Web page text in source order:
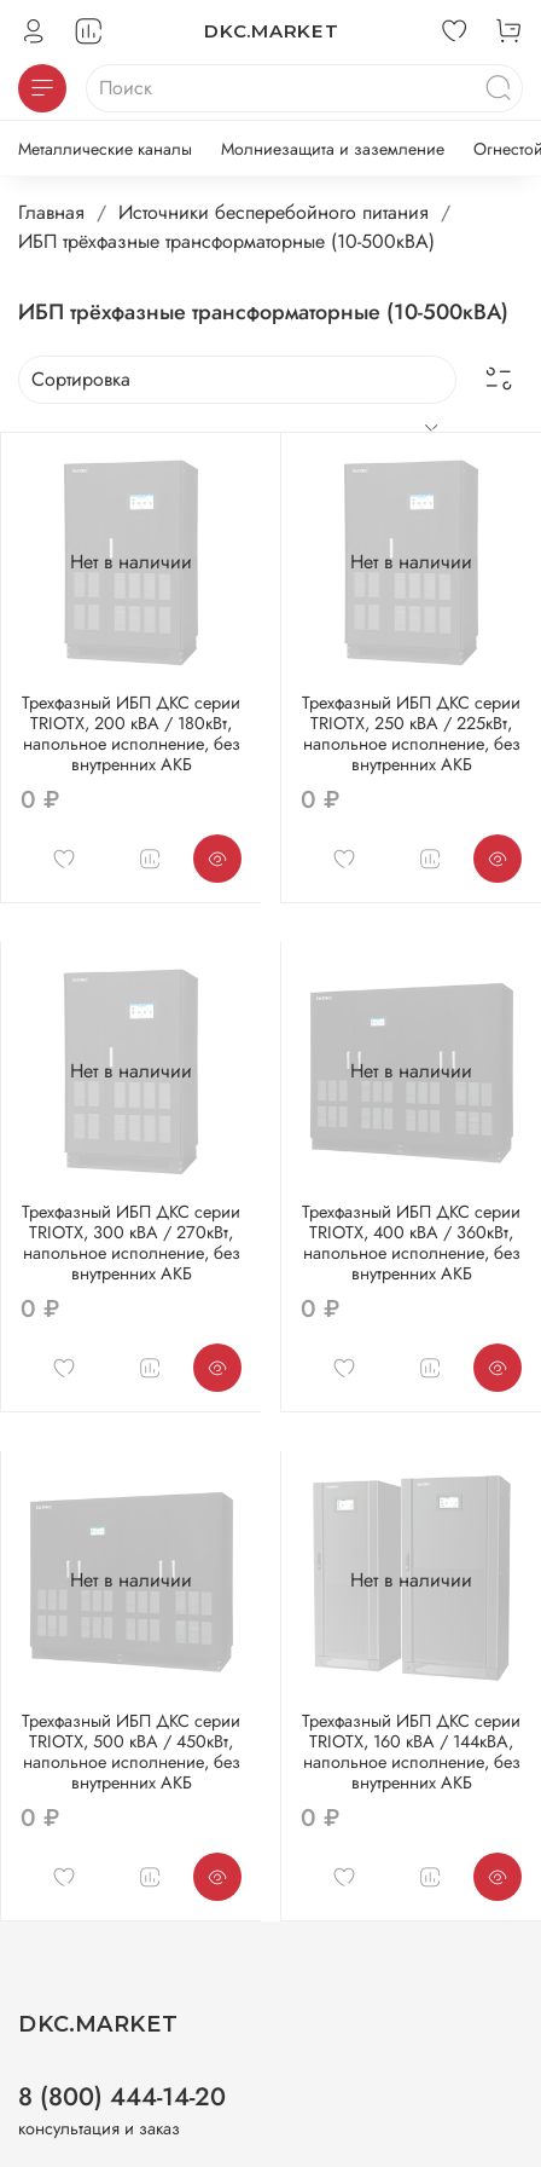
DKC.MARKET
Металлические каналы Молниезащита и заземление
Главная
Источники бесперебойного питания
ИБП трёхфазные трансформаторные (10-500кВА)
ИБП трёхфазные трансформаторные (10-500кВА)
Нет в наличии
Трехфазный ИБП ДКС серии
TRIOTX, 200 кВА / 180кВт,
напольное исполнение, без
внутренних АКБ
0 ₽
Нет в наличии
Трехфазный ИБП ДКС серии
TRIOTX, 250 кВА / 225кВт,
напольное исполнение, без
внутренних АКБ
0 ₽
Нет в наличии
Трехфазный ИБП ДКС серии
TRIOTX, 300 кВА / 270кВт,
напольное исполнение, без
внутренних АКБ
0 ₽
Нет в наличии
Трехфазный ИБП ДКС серии
TRIOTX, 400 кВА / 360кВт,
напольное исполнение, без
внутренних АКБ
0 ₽
Нет в наличии
Трехфазный ИБП ДКС серии
TRIOTX, 500 кВА / 450кВт,
напольное исполнение, без
внутренних АКБ
0 ₽
Нет в наличии
Трехфазный ИБП ДКС серии
TRIOTX, 160 кВА / 144кВА,
напольное исполнение, без
внутренних АКБ
0 ₽
DKC.MARKET
8 (800) 444-14-20
консультация и заказ